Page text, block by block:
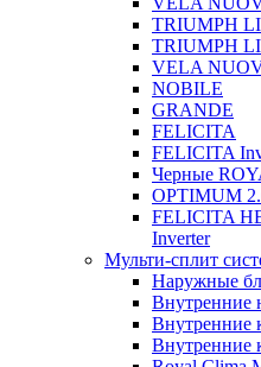
TRIUMPH
TRIUMPH
VELA
NOBILE
GRANDE
FELICITA
FELICITA
Черные
OPTIMUM
FELICITA
Inverter
Мульти-сплит
Наружные
Внутренние
Внутренние
Внутренние